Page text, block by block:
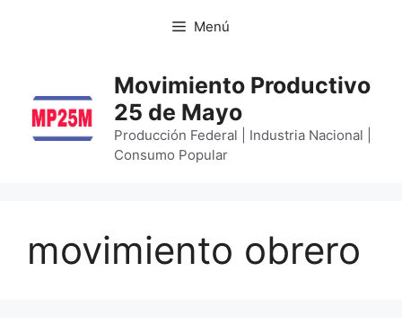
Menú
Movimiento Productivo
25 de Mayo
Producción Federal | Industria Nacional |
Consumo Popular
movimiento obrero